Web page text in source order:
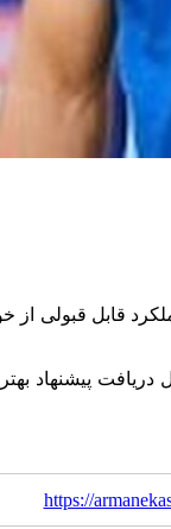
قابل قبولی از
پیشنهاد
https://